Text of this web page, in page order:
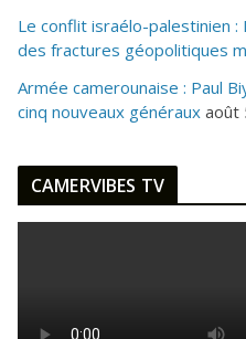
Le conflit israélo-palestinien
des fractures géopolitiques
Armée camerounaise : Paul
cinq nouveaux généraux août
CAMERVIBES TV